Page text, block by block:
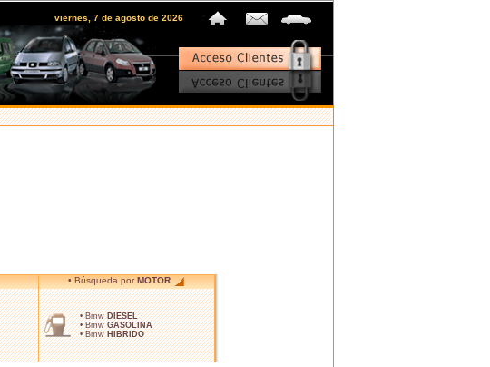
viernes, 7 de agosto de 2026
• Búsqueda porMOTOR
• BmwDIESEL
• BmwGASOLINA
• BmwHIBRIDO